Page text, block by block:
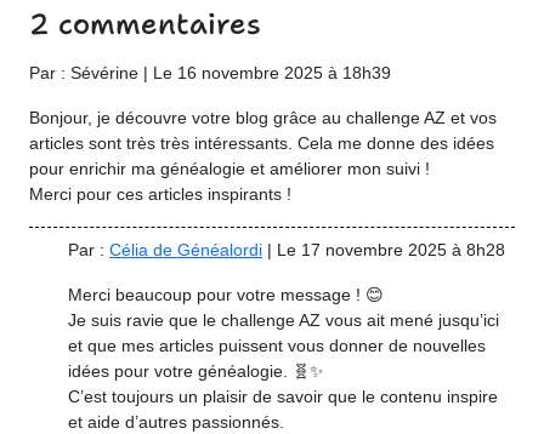
2 commentaires
Par : Sévérine | Le 16 novembre 2025 à 18h39
Bonjour, je découvre votre blog grâce au challenge AZ et vos
articles sont très très intéressants. Cela me donne des idées
pour enrichir ma généalogie et améliorer mon suivi !
Merci pour ces articles inspirants !
Par : Célia de Généalordi | Le 17 novembre 2025 à 8h28
Merci beaucoup pour votre message ! 😊
Je suis ravie que le challenge AZ vous ait mené jusqu’ici
et que mes articles puissent vous donner de nouvelles
idées pour votre généalogie. 🧬✨
C’est toujours un plaisir de savoir que le contenu inspire
et aide d’autres passionnés.